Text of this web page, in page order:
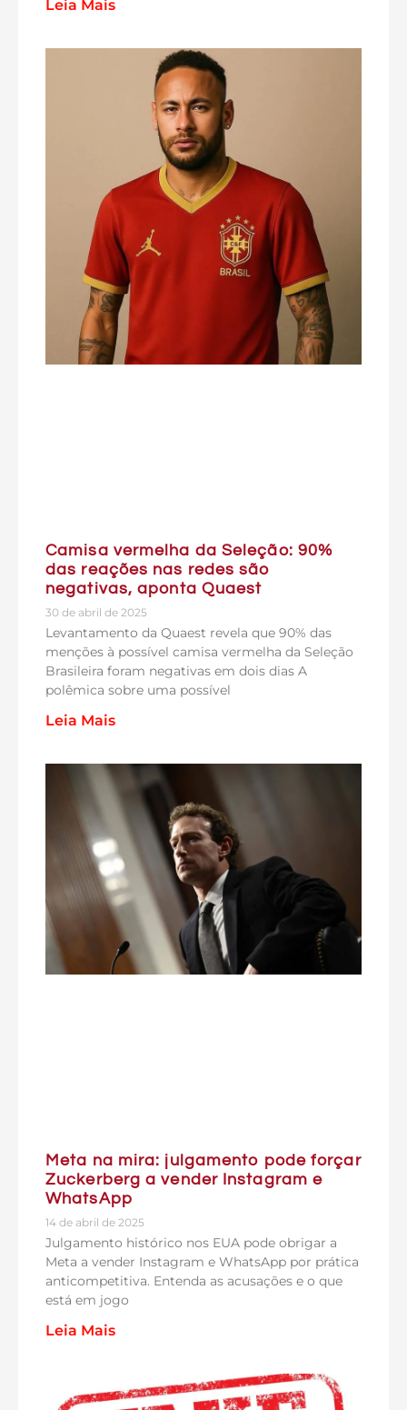
Leia Mais
Camisa vermelha da Seleção: 90%
das reações nas redes são
negativas, aponta Quaest
30 de abril de 2025
Levantamento da Quaest revela que 90% das
menções à possível camisa vermelha da Seleção
Brasileira foram negativas em dois dias A
polêmica sobre uma possível
Leia Mais
Meta na mira: julgamento pode forçar
Zuckerberg a vender Instagram e
WhatsApp
14 de abril de 2025
Julgamento histórico nos EUA pode obrigar a
Meta a vender Instagram e WhatsApp por prática
anticompetitiva. Entenda as acusações e o que
está em jogo
Leia Mais